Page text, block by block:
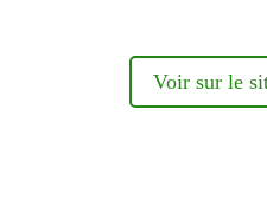
Voir sur le